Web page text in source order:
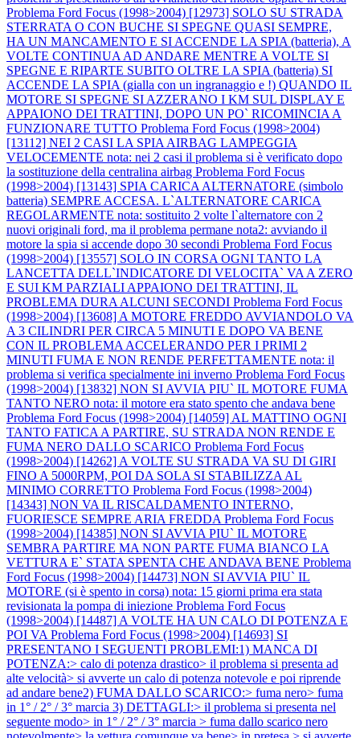
Problema Ford Focus (1998>2004) [12973] SOLO SU STRADA
STERRATA O CON BUCHE SI SPEGNE QUASI SEMPRE,
HA UN MANCAMENTO E SI ACCENDE LA SPIA (batteria), A
VOLTE CONTINUA AD ANDARE MENTRE A VOLTE SI
SPEGNE E RIPARTE SUBITO OLTRE LA SPIA (batteria) SI
ACCENDE LA SPIA (gialla con un ingranaggio e !) QUANDO IL
MOTORE SI SPEGNE SI AZZERANO I KM SUL DISPLAY E
APPAIONO DEI TRATTINI, DOPO UN PO` RICOMINCIA A
FUNZIONARE TUTTO Problema Ford Focus (1998>2004)
[13112] NEI 2 CASI LA SPIA AIRBAG LAMPEGGIA
VELOCEMENTE nota: nei 2 casi il problema si è verificato dopo
la sostituzione della centralina airbag Problema Ford Focus
(1998>2004) [13143] SPIA CARICA ALTERNATORE (simbolo
batteria) SEMPRE ACCESA. L`ALTERNATORE CARICA
REGOLARMENTE nota: sostituito 2 volte l`alternatore con 2
nuovi originali ford, ma il problema permane nota2: avviando il
motore la spia si accende dopo 30 secondi Problema Ford Focus
(1998>2004) [13557] SOLO IN CORSA OGNI TANTO LA
LANCETTA DELL`INDICATORE DI VELOCITA` VA A ZERO
E SUI KM PARZIALI APPAIONO DEI TRATTINI, IL
PROBLEMA DURA ALCUNI SECONDI Problema Ford Focus
(1998>2004) [13608] A MOTORE FREDDO AVVIANDOLO VA
A 3 CILINDRI PER CIRCA 5 MINUTI E DOPO VA BENE
CON IL PROBLEMA ACCELERANDO PER I PRIMI 2
MINUTI FUMA E NON RENDE PERFETTAMENTE nota: il
problema si verifica specialmente ini inverno Problema Ford Focus
(1998>2004) [13832] NON SI AVVIA PIU` IL MOTORE FUMA
TANTO NERO nota: il motore era stato spento che andava bene
Problema Ford Focus (1998>2004) [14059] AL MATTINO OGNI
TANTO FATICA A PARTIRE, SU STRADA NON RENDE E
FUMA NERO DALLO SCARICO Problema Ford Focus
(1998>2004) [14262] A VOLTE SU STRADA VA SU DI GIRI
FINO A 5000RPM, POI DA SOLA SI STABILIZZA AL
MINIMO CORRETTO Problema Ford Focus (1998>2004)
[14343] NON VA IL RISCALDAMENTO INTERNO,
FUORIESCE SEMPRE ARIA FREDDA Problema Ford Focus
(1998>2004) [14385] NON SI AVVIA PIU` IL MOTORE
SEMBRA PARTIRE MA NON PARTE FUMA BIANCO LA
VETTURA E` STATA SPENTA CHE ANDAVA BENE Problema
Ford Focus (1998>2004) [14473] NON SI AVVIA PIU` IL
MOTORE (si è spento in corsa) nota: 15 giorni prima era stata
revisionata la pompa di iniezione Problema Ford Focus
(1998>2004) [14487] A VOLTE HA UN CALO DI POTENZA E
POI VA Problema Ford Focus (1998>2004) [14693] SI
PRESENTANO I SEGUENTI PROBLEMI:1) MANCA DI
POTENZA:> calo di potenza drastico> il problema si presenta ad
alte velocità> si avverte un calo di potenza notevole e poi riprende
ad andare bene2) FUMA DALLO SCARICO:> fuma nero> fuma
in 1° / 2° / 3° marcia 3) DETTAGLI:> il problema si presenta nel
seguente modo> in 1° / 2° / 3° marcia > fuma dallo scarico nero